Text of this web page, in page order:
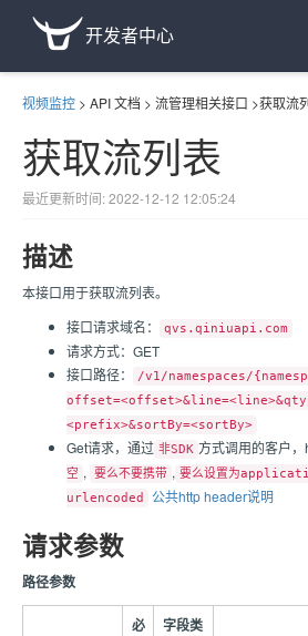
开发者中心
视频监控 > API 文档 > 流管理相关接口 >获取流
获取流列表
最近更新时间: 2022-12-12 12:05:24
描述
本接口用于获取流列表。
接口请求域名：
qvs.qiniuapi.com
请求方式：GET
接口路径：
/v1/namespaces/
<prefix>&sortBy=<sortBy>
Get请求，通过 非SDK 方式调用的客户
空 , 要么不要携带 , 要么设置为
urlencoded
公共http header说明
请求参数
路径参数
必
字段类